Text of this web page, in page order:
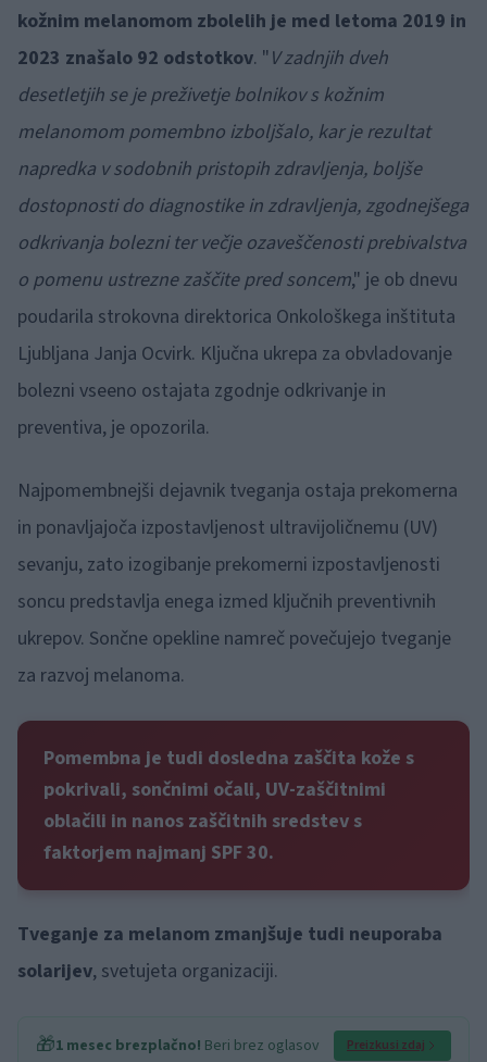
kožnim melanomom zbolelih je med letoma 2019 in
2023 znašalo 92 odstotkov. "V zadnjih dveh
desetletjih se je preživetje bolnikov s kožnim
melanomom pomembno izboljšalo, kar je rezultat
napredka v sodobnih pristopih zdravljenja, boljše
dostopnosti do diagnostike in zdravljenja, zgodnejšega
odkrivanja bolezni ter večje ozaveščenosti prebivalstva
o pomenu ustrezne zaščite pred soncem," je ob dnevu
poudarila strokovna direktorica Onkološkega inštituta
Ljubljana Janja Ocvirk. Ključna ukrepa za obvladovanje
bolezni vseeno ostajata zgodnje odkrivanje in
preventiva, je opozorila.
Najpomembnejši dejavnik tveganja ostaja prekomerna
in ponavljajoča izpostavljenost ultravijoličnemu (UV)
sevanju, zato izogibanje prekomerni izpostavljenosti
soncu predstavlja enega izmed ključnih preventivnih
ukrepov. Sončne opekline namreč povečujejo tveganje
za razvoj melanoma.
Pomembna je tudi dosledna zaščita kože s
pokrivali, sončnimi očali, UV-zaščitnimi
oblačili in nanos zaščitnih sredstev s
faktorjem najmanj SPF 30.
Tveganje za melanom zmanjšuje tudi neuporaba
solarijev, svetujeta organizaciji.
🎁1 mesec brezplačno! Beri brez oglasov Preizkusi zdaj